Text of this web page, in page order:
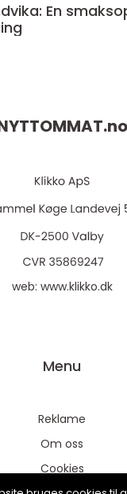
En
no
web: www.klikko.dk
Menu
Reklame
Om oss
Cookies